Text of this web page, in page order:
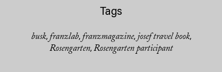
Tags
busk, franzlab, franzmagazine, josef travel book,
Rosengarten, Rosengarten participant